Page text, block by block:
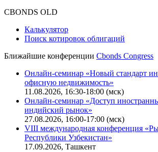
CBONDS OLD
Калькулятор
Поиск котировок облигаций
Ближайшие конференции Cbonds Congress
Онлайн-семинар «Новый стандарт
офисную недвижимость»
11.08.2026, 16:30-18:00 (мск)
Онлайн-семинар «Доступ
индийский рынок»
27.08.2026, 16:00-17:00 (мск)
VIII международная конференция
Республики Узбекистан»
17.09.2026, Ташкент